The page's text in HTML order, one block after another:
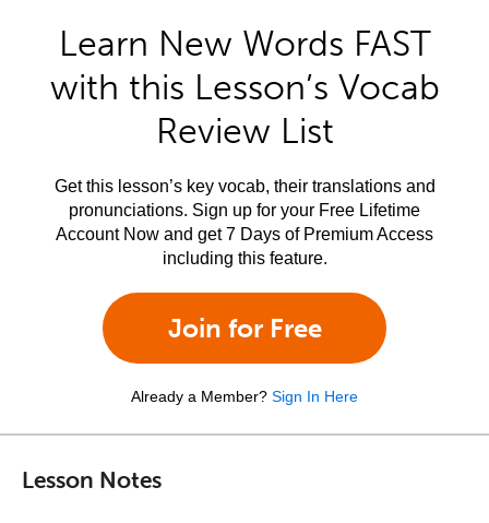
Learn New Words FAST
with this Lesson’s Vocab
Review List
Get this lesson’s key vocab, their translations and
pronunciations. Sign up for your Free Lifetime
Account Now and get 7 Days of Premium Access
including this feature.
Join for Free
Already a Member? Sign In Here
Lesson Notes